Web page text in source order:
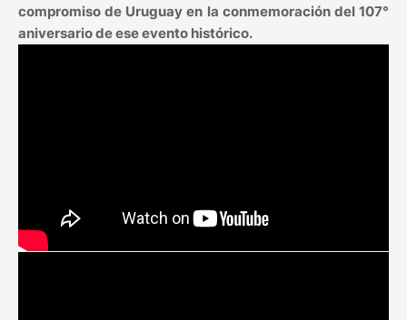
compromiso de Uruguay en la conmemoración del 107°
aniversario de ese evento histórico.